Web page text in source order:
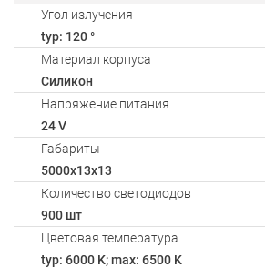
Угол излучения
typ: 120 °
Материал корпуса
Силикон
Напряжение питания
24 V
Габариты
5000x13x13
Количество светодиодов
900 шт
Цветовая температура
typ: 6000 K; max: 6500 K